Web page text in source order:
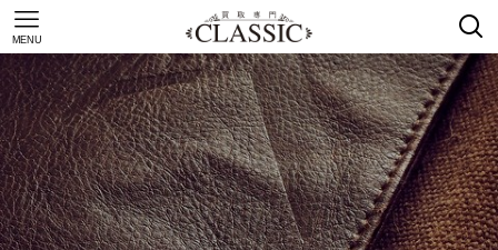
MENU